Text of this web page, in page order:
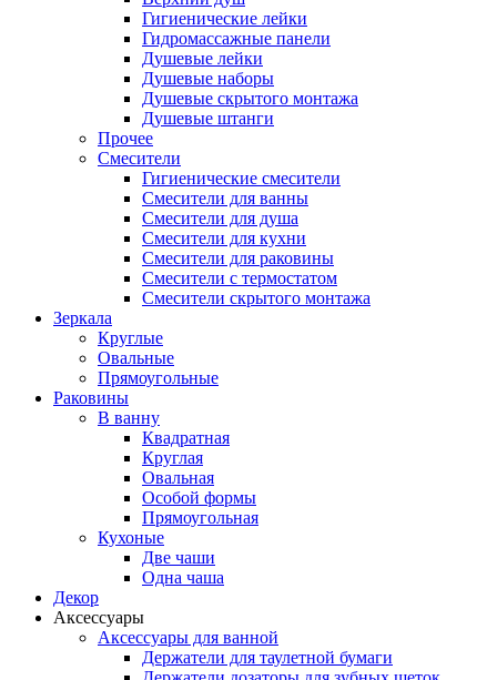
Гигиенические лейки
Гидромассажные панели
Душевые лейки
Душевые наборы
Душевые скрытого монтажа
Душевые штанги
Прочее
Смесители
Гигиенические смесители
Смесители для ванны
Смесители для душа
Смесители для кухни
Смесители для раковины
Смесители с термостатом
Смесители скрытого монтажа
Зеркала
Круглые
Овальные
Прямоугольные
Раковины
В ванну
Квадратная
Круглая
Овальная
Особой формы
Прямоугольная
Кухоные
Две чаши
Одна чаша
Декор
Аксессуары
Аксессуары для ванной
Держатели для таулетной бумаги